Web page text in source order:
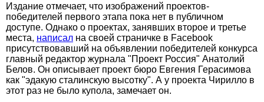
Издание отмечает, что изображений проектов-
победителей первого этапа пока нет в публичном
доступе. Однако о проектах, занявших второе и третье
места, написал на своей страничке в Facebook
присутствовавший на объявлении победителей конкурса
главный редактор журнала "Проект Россия" Анатолий
Белов. Он описывает проект бюро Евгения Герасимова
как "эдакую сталинскую высотку". А у проекта Чирилло в
этот раз не было купола, замечает он.